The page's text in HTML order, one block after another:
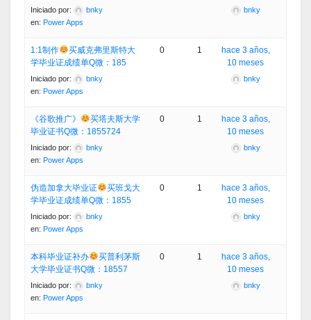
Iniciado por:
bnky
en: Power Apps
bnky
1:1制作
买威克弗里斯特大
学毕业证成绩单Q微：185
Iniciado por:
bnky
en: Power Apps
0 1
hace 3 años,
10 meses
bnky
《谷歌推广》
买塔夫斯大学
毕业证书Q微：1855724
Iniciado por:
bnky
en: Power Apps
0 1
hace 3 años,
10 meses
bnky
伪造加拿大毕业证
买班戈大
学毕业证成绩单Q微：1855
Iniciado por:
bnky
en: Power Apps
0 1
hace 3 años,
10 meses
bnky
本科毕业证补办
买普利茅斯
大学毕业证书Q微：18557
Iniciado por:
bnky
en: Power Apps
0 1
hace 3 años,
10 meses
bnky